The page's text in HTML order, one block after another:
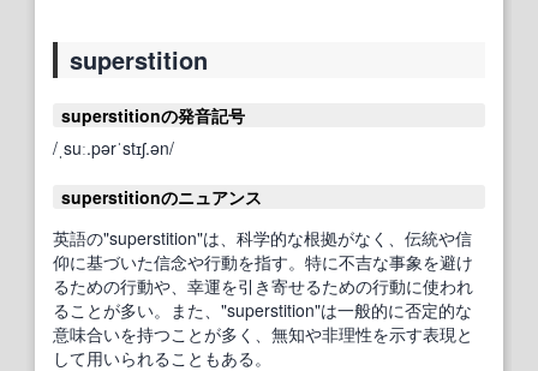
superstition
superstitionの発音記号
/ˌsuː.pərˈstɪʃ.ən/
superstitionのニュアンス
英語の"superstition"は、科学的な根拠がなく、伝統や信
仰に基づいた信念や行動を指す。特に不吉な事象を避け
るための行動や、幸運を引き寄せるための行動に使われ
ることが多い。また、"superstition"は一般的に否定的な
意味合いを持つことが多く、無知や非理性を示す表現と
して用いられることもある。